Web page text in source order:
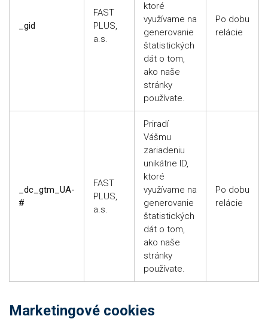
_gid
FAST
PLUS,
a.s.
ktoré
využívame na
generovanie
štatistických
dát o tom,
ako naše
stránky
používate.
Po dobu
relácie
_dc_gtm_UA-
#
FAST
PLUS,
a.s.
Priradí
Vášmu
zariadeniu
unikátne ID,
ktoré
využívame na
generovanie
štatistických
dát o tom,
ako naše
stránky
používate.
Po dobu
relácie
Marketingové cookies